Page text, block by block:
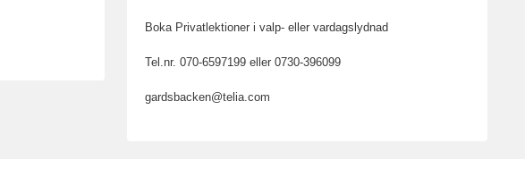
Boka Privatlektioner i valp- eller vardagslydnad
Tel.nr. 070-6597199 eller 0730-396099
gardsbacken@telia.com